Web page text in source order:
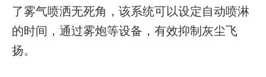
了雾气喷洒无死角，该系统可以设定自动喷淋
的时间，通过雾炮等设备，有效抑制灰尘飞
扬。